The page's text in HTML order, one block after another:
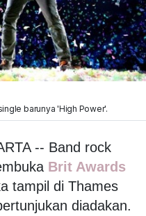
barunya 'High Power'.
-- Band rock
Brit Awards
tampil di Thames
diadakan.